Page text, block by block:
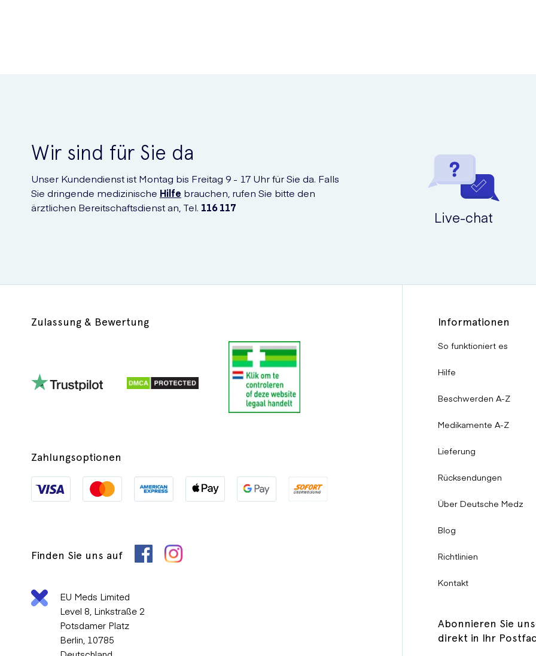
Wir sind für Sie da
Unser Kundendienst ist Montag bis Freitag 9 - 17 Uhr für Sie da. Falls
Sie dringende medizinische Hilfe brauchen, rufen Sie bitte den
ärztlichen Bereitschaftsdienst an, Tel. 116 117
Live-chat
Zulassung & Bewertung
Zahlungsoptionen
Finden Sie uns auf
EU Meds Limited
Level 8, Linkstraße 2
Potsdamer Platz
Berlin, 10785
Informationen
So funktioniert es
Hilfe
Beschwerden A-Z
Medikamente A-Z
Lieferung
Rücksendungen
Über Deutsche Medz
Blog
Richtlinien
Kontakt
Abonnieren Sie
direkt in Ihr